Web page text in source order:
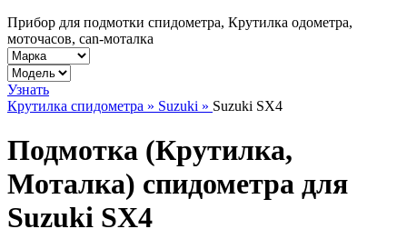
Прибор для подмотки спидометра, Крутилка одометра,
моточасов, can-моталка
Узнать
Крутилка спидометра » Suzuki » Suzuki SX4
Подмотка (Крутилка,
Моталка) спидометра для
Suzuki SX4